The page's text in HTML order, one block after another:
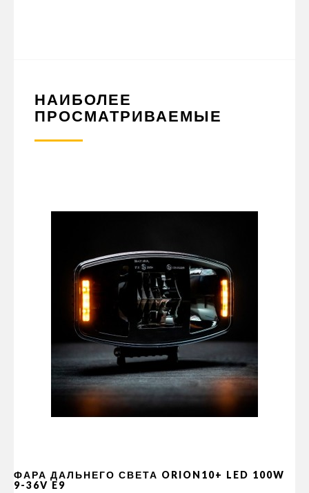
НАИБОЛЕЕ
ПРОСМАТРИВАЕМЫЕ
ФАРА ДАЛЬНЕГО СВЕТА ORION10+ LED 100W
9-36V E9